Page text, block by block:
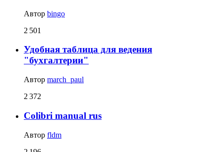
Автор bingo
2 501
Удобная таблица для ведения
"бухгалтерии"
Автор march_paul
2 372
Colibri manual rus
Автор fldm